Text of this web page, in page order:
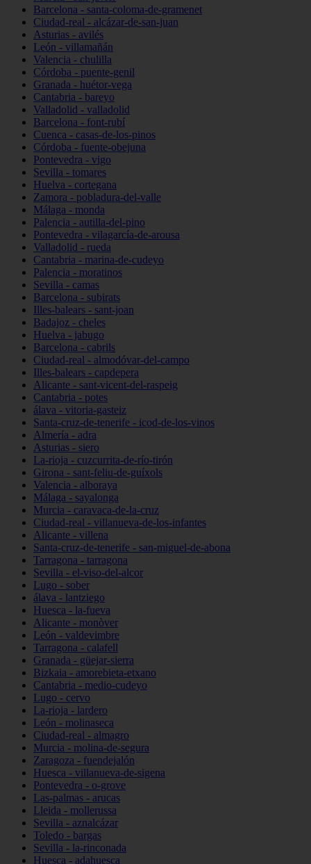
Barcelona - santa-coloma-de-gramenet
Ciudad-real - alcázar-de-san-juan
Asturias - avilés
León - villamañán
Valencia - chulilla
Córdoba - puente-genil
Granada - huétor-vega
Cantabria - bareyo
Valladolid - valladolid
Barcelona - font-rubí
Cuenca - casas-de-los-pinos
Córdoba - fuente-obejuna
Pontevedra - vigo
Sevilla - tomares
Huelva - cortegana
Zamora - pobladura-del-valle
Málaga - monda
Palencia - autilla-del-pino
Pontevedra - vilagarcía-de-arousa
Valladolid - rueda
Cantabria - marina-de-cudeyo
Palencia - moratinos
Sevilla - camas
Barcelona - subirats
Illes-balears - sant-joan
Badajoz - cheles
Huelva - jabugo
Barcelona - cabrils
Ciudad-real - almodóvar-del-campo
Illes-balears - capdepera
Alicante - sant-vicent-del-raspeig
Cantabria - potes
álava - vitoria-gasteiz
Santa-cruz-de-tenerife - icod-de-los-vinos
Almería - adra
Asturias - siero
La-rioja - cuzcurrita-de-río-tirón
Girona - sant-feliu-de-guíxols
Valencia - alboraya
Málaga - sayalonga
Murcia - caravaca-de-la-cruz
Ciudad-real - villanueva-de-los-infantes
Alicante - villena
Santa-cruz-de-tenerife - san-miguel-de-abona
Tarragona - tarragona
Sevilla - el-viso-del-alcor
Lugo - sober
álava - lantziego
Huesca - la-fueva
Alicante - monòver
León - valdevimbre
Tarragona - calafell
Granada - güejar-sierra
Bizkaia - amorebieta-etxano
Cantabria - medio-cudeyo
Lugo - cervo
La-rioja - lardero
León - molinaseca
Ciudad-real - almagro
Murcia - molina-de-segura
Zaragoza - fuendejalón
Huesca - villanueva-de-sigena
Pontevedra - o-grove
Las-palmas - arucas
Lleida - mollerussa
Sevilla - aznalcázar
Toledo - bargas
Sevilla - la-rinconada
Huesca - adahuesca